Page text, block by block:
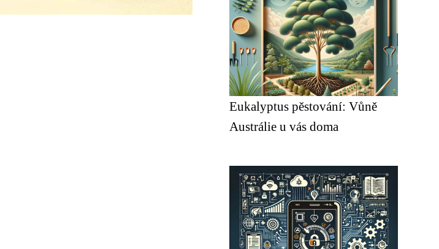
Eukalyptus pěstování: Vůně
Austrálie u vás doma